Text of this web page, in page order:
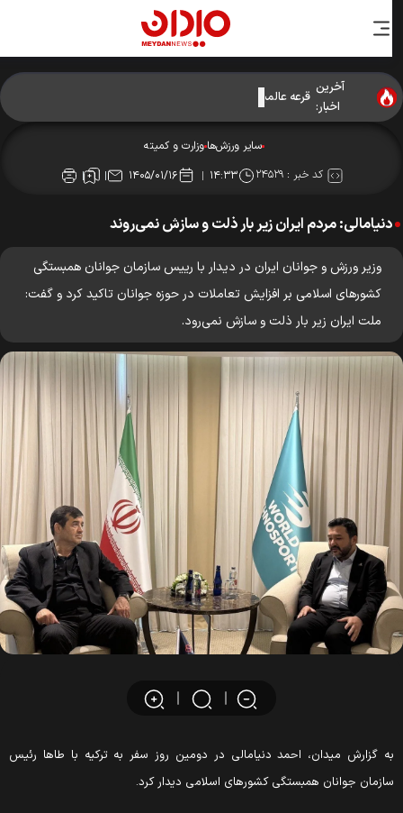
آخرین
اخبار:
قرعه عالمیان در اسمش سوئد مشخص شد!
سایر ورزش‌هاوزارت و کمیته
کد خبر : ۲۴۵۲۹ ۱۴:۳۳ ۱۴۰۵/۰۱/۱۶
دنیامالی: مردم ایران زیر بار ذلت و سازش نمی‌روند
وزیر ورزش و جوانان ایران در دیدار با رییس سازمان جوانان همبستگی
کشورهای اسلامی بر افزایش تعاملات در حوزه جوانان تاکید کرد و گفت:
ملت ایران زیر بار ذلت و سازش نمی‌رود.
گزارش میدان، احمد دنیامالی در دومین روز سفر به ترکیه با طاها رئیس
جوانان همبستگی کشورهای اسلامی دیدار کرد.